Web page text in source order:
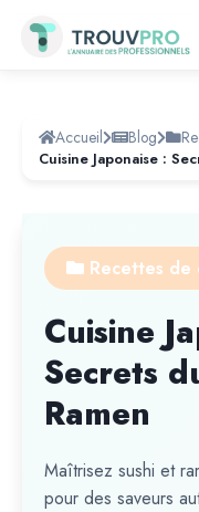
Accueil Blog
Recettes de
Cuisine
Secrets
Ramen
Maîtrisez sushi et
pour des saveurs